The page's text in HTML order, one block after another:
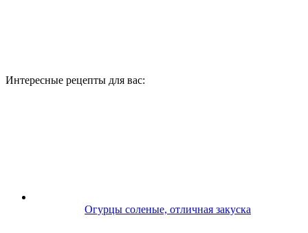
Интересные рецепты для вас:
Огурцы соленые, отличная закуска